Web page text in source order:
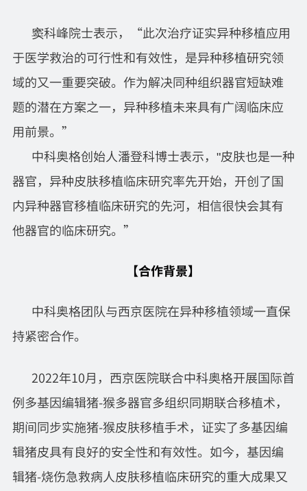
窦科峰院士表示，“此次治疗证实异种移植应用
于医学救治的可行性和有效性，是异种移植研究领
域的又一重要突破。作为解决同种组织器官短缺难
题的潜在方案之一，异种移植未来具有广阔临床应
用前景。”
中科奥格创始人潘登科博士表示，"皮肤也是一种
器官，异种皮肤移植临床研究率先开始，开创了国
内异种器官移植临床研究的先河，相信很快会其有
他器官的临床研究。”
【合作背景】
中科奥格团队与西京医院在异种移植领域一直保
持紧密合作。
2022年10月，西京医院联合中科奥格开展国际首
例多基因编辑猪-猴多器官多组织同期联合移植术，
期间同步实施猪-猴皮肤移植手术，证实了多基因编
辑猪皮具有良好的安全性和有效性。如今，基因编
辑猪-烧伤急救病人皮肤移植临床研究的重大成果又